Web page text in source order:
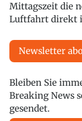
Mittagszeit die
Luftfahrt direkt
Newsletter
Bleiben Sie
Breaking News
gesendet.